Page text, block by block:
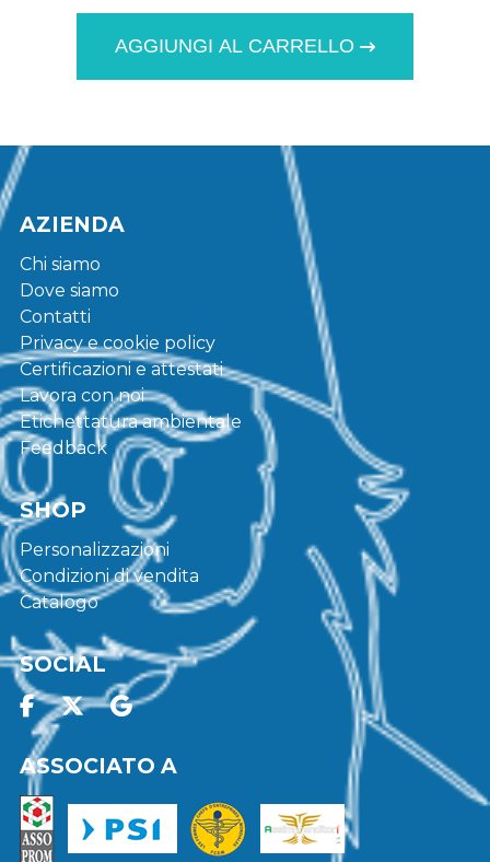
AGGIUNGI AL CARRELLO
AZIENDA
Chi siamo
Dove siamo
Contatti
Privacy e cookie policy
Certificazioni e attestati
Lavora con noi
Etichettatura ambientale
Feedback
SHOP
Personalizzazioni
Condizioni di vendita
Catalogo
SOCIAL
ASSOCIATO A